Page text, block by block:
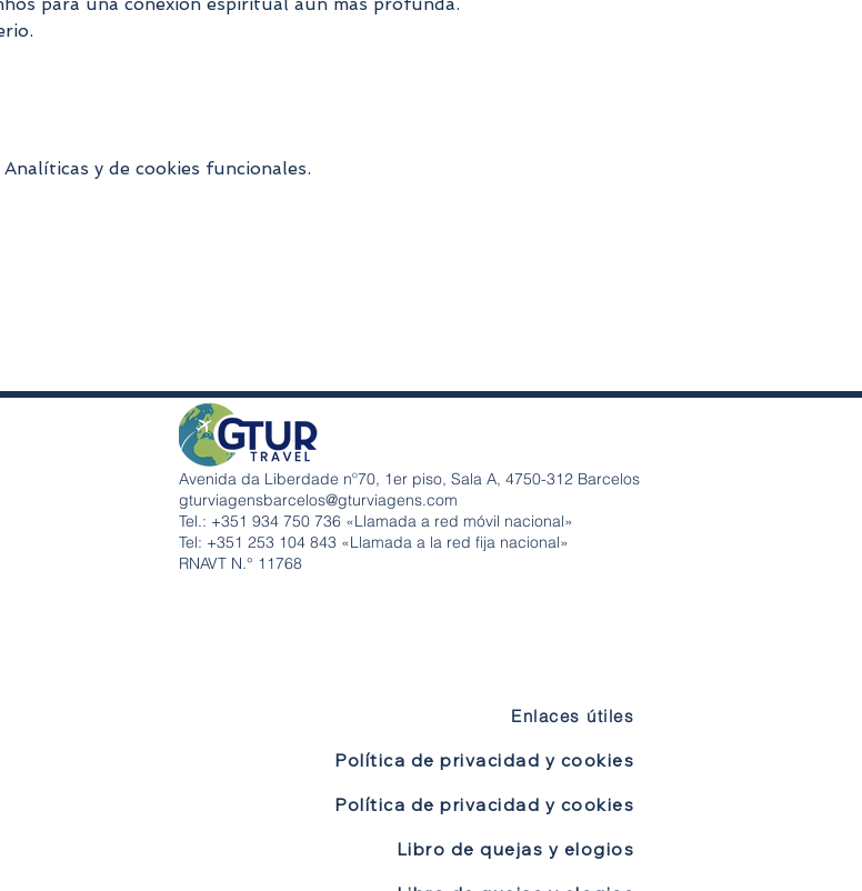
y de cookies funcionales.
Avenida da Liberdade nº70, 1er piso, Sala A, 4750-312 Barcelos
gturviagensbarcelos@gturviagens.com
Tel.: +351 934 750 736 «Llamada a red móvil nacional»
Tel: +351 253 104 843 «Llamada a la red fija nacional»
RNAVT N.° 11768
Enlaces útiles
Política de privacidad y cookies
Política de privacidad y cookies
Libro de quejas y elogios